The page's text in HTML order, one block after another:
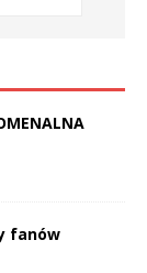
fanów